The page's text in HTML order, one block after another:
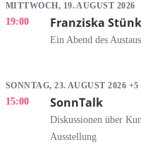
MITTWOCH, 19. AUGUST 2026
19:00 Franziska
Ein Abend des
SONNTAG, 23. AUGUST 2026
15:00 SonnTalk
Diskussionen über
Ausstellung